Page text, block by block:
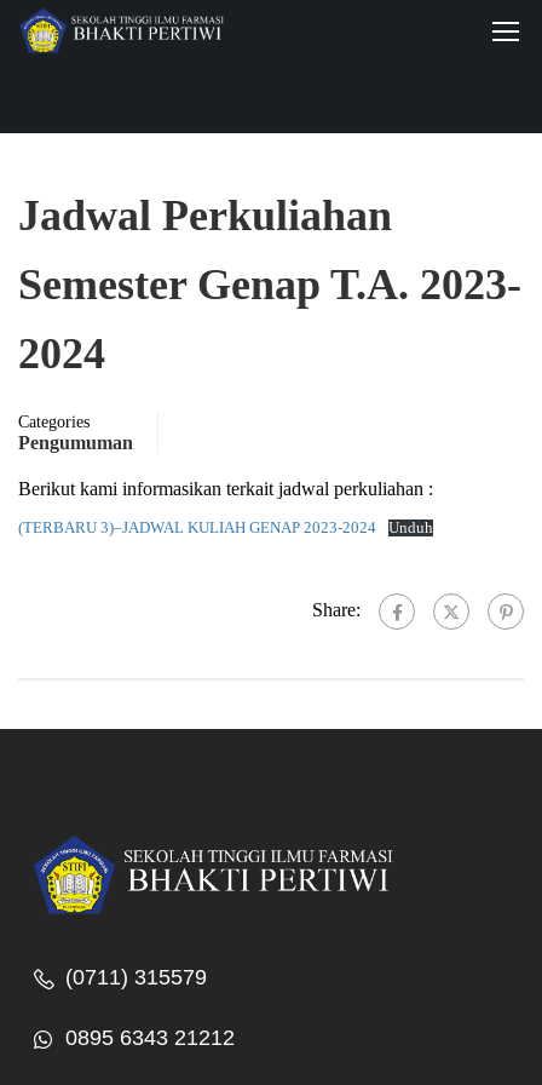
Jadwal Perkuliahan
Semester Genap T.A. 2023-
2024
Categories
Pengumuman
Berikut kami informasikan terkait jadwal perkuliahan :
(TERBARU 3)–JADWAL KULIAH GENAP 2023-2024 Unduh
Share:
(0711) 315579
0895 6343 21212